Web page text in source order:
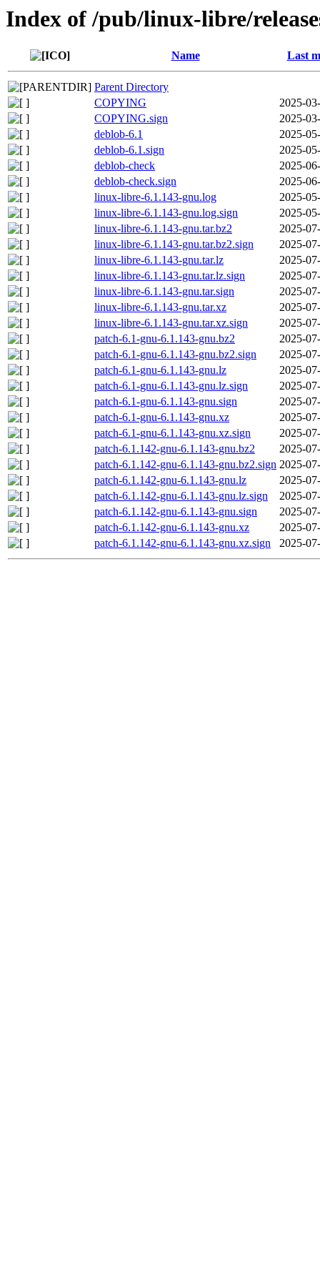
Index of /pub/linux-libre/
Name Last
Parent Directory
COPYING
2025-
COPYING.sign
2025-
deblob-6.1
2025-
deblob-6.1.sign
2025-
deblob-check
2025-
deblob-check.sign
2025-
linux-libre-6.1.143-gnu.log
2025-
linux-libre-6.1.143-gnu.log.sign
2025-
linux-libre-6.1.143-gnu.tar.bz2
2025-
linux-libre-6.1.143-gnu.tar.bz2.sign
2025-
linux-libre-6.1.143-gnu.tar.lz
2025-
linux-libre-6.1.143-gnu.tar.lz.sign
2025-
linux-libre-6.1.143-gnu.tar.sign
2025-
linux-libre-6.1.143-gnu.tar.xz
2025-
linux-libre-6.1.143-gnu.tar.xz.sign
2025-
patch-6.1-gnu-6.1.143-gnu.bz2
2025-
patch-6.1-gnu-6.1.143-gnu.bz2.sign
2025-
patch-6.1-gnu-6.1.143-gnu.lz
2025-
patch-6.1-gnu-6.1.143-gnu.lz.sign
2025-
patch-6.1-gnu-6.1.143-gnu.sign
2025-
patch-6.1-gnu-6.1.143-gnu.xz
2025-
patch-6.1-gnu-6.1.143-gnu.xz.sign
2025-
patch-6.1.142-gnu-6.1.143-gnu.bz2
2025-
patch-6.1.142-gnu-6.1.143-gnu.bz2.sign 2025-
patch-6.1.142-gnu-6.1.143-gnu.lz
2025-
patch-6.1.142-gnu-6.1.143-gnu.lz.sign
2025-
patch-6.1.142-gnu-6.1.143-gnu.sign
2025-
patch-6.1.142-gnu-6.1.143-gnu.xz
2025-
patch-6.1.142-gnu-6.1.143-gnu.xz.sign
2025-